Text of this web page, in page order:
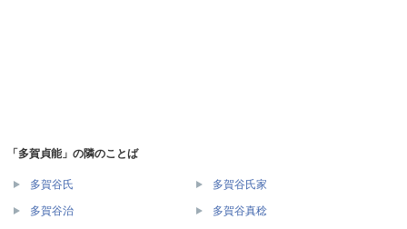
「多賀貞能」の隣のことば
多賀谷氏 多賀谷氏家
多賀谷治 多賀谷真稔